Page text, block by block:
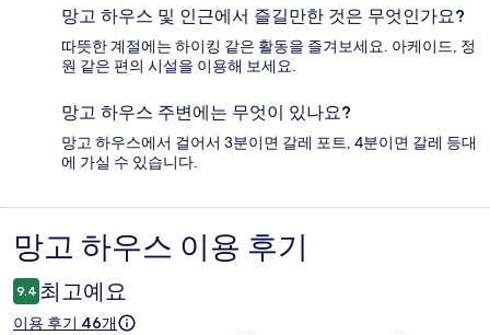
망고 하우스 및 인근에서 즐길만한 것은 무엇인가요?
따뜻한 계절에는 하이킹 같은 활동을 즐겨보세요. 아케이드, 정
원 같은 편의 시설을 이용해 보세요.
망고 하우스 주변에는 무엇이 있나요?
망고 하우스에서 걸어서 3분이면 갈레 포트, 4분이면 갈레 등대
에 가실 수 있습니다.
이
용
후
망고 하우스 이용 후기
9.4 최고예요
이용 후기 46개